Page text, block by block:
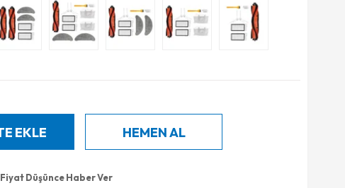
Fiyat Düşünce Haber Ver